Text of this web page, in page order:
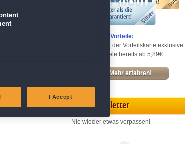
Entdecke die Vorteile:
Sichere dir mit der Vorteilskarte exklusive
Rabatte – Spiele bereits ab 5,89€.
Mehr erfahren!
Newsletter
Nie wieder etwas verpassen!
I Accept